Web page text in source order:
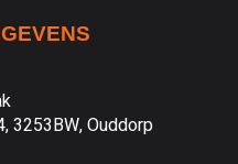
3253BW, Ouddorp